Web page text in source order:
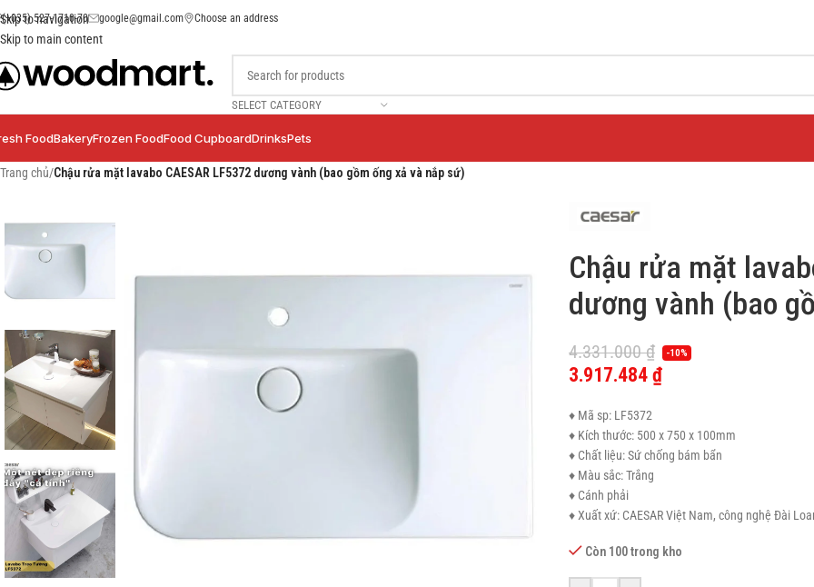
Skip to navigation
Skip to main content
(+035) 527-1710-70 google@gmail.com Choose an address
SELECT CATEGORY
FoodBakeryFrozen FoodFood CupboardDrinksPets
SHOP LAYOUTS
HOT
Trang chủ/Chậu rửa mặt lavabo CAESAR LF5372 dương vành (bao gồm ống xả và nắp sứ)
Chậu rửa mặt
dương vành (bao
4.331.000₫ -10%
3.917.484 ₫
♦ Mã sp: LF5372
♦ Kích thước: 500 x 750 x 100mm
♦ Chất liệu: Sứ chống bám bẩn
♦ Màu sắc: Trắng
♦ Cánh phải
♦ Xuất xứ: CAESAR Việt Nam, công nghệ Đài
Còn 100 trong kho